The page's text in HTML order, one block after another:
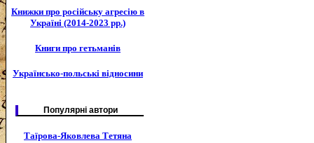
Книжки про російську агресію в
Україні (2014-2023 рр.)
Книги про гетьманів
Українсько-польські відносини
Популярні автори
Таїрова-Яковлева Тетяна